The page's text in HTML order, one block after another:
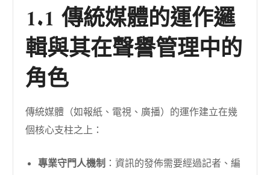
1.1 傳統媒體的運作邏
輯與其在聲譽管理中的
角色
傳統媒體（如報紙、電視、廣播）的運作建立在幾
個核心支柱之上：
專業守門人機制 ：資訊的發佈需要經過記者、編